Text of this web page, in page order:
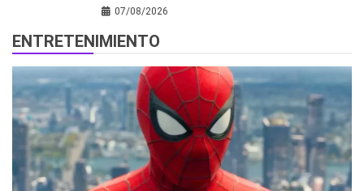
07/08/2026
ENTRETENIMIENTO